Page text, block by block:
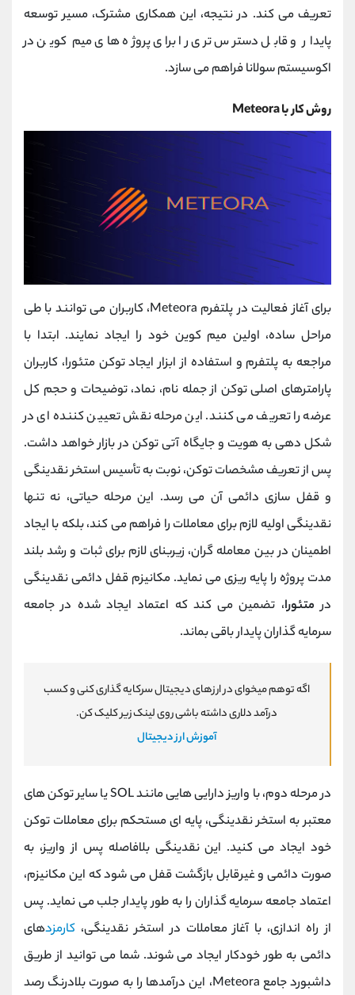
تعریف می‌ کند. در نتیجه، این همکاری مشترک، مسیر توسعه
پایدار و قابل دسترس ‌تری را برای پروژه ‌های میم‌ کوین در
اکوسیستم سولانا فراهم می ‌سازد.
روش کار با Meteora
برای آغاز فعالیت در پلتفرم Meteora، کاربران می‌ توانند با طی
مراحل ساده، اولین میم‌ کوین خود را ایجاد نمایند. ابتدا با
مراجعه به پلتفرم و استفاده از ابزار ایجاد توکن متئورا، کاربران
پارامترهای اصلی توکن از جمله نام، نماد، توضیحات و حجم کل
عرضه را تعریف می کنند. این مرحله نقش تعیین ‌کننده‌ ای در
شکل ‌دهی به هویت و جایگاه آتی توکن در بازار خواهد داشت.
پس از تعریف مشخصات توکن، نوبت به تأسیس استخر نقدینگی
و قفل‌ سازی دائمی آن می ‌رسد. این مرحله حیاتی، نه تنها
نقدینگی اولیه لازم برای معاملات را فراهم می‌ کند، بلکه با ایجاد
اطمینان در بین معامله‌ گران، زیربنای لازم برای ثبات و رشد بلند
مدت پروژه را پایه‌ ریزی می ‌نماید. مکانیزم قفل دائمی نقدینگی
در متئورا، تضمین می‌ کند که اعتماد ایجاد شده در جامعه
سرمایه‌ گذاران پایدار باقی بماند.
اگه توهم میخوای در ارزهای دیجیتال سرکایه گذاری کنی و کسب
درآمد دلاری داشته باشی روی لینک زیر کلیک کن.
آموزش ارز دیجیتال
در مرحله دوم، با واریز دارایی ‌هایی مانند SOL یا سایر توکن ‌های
معتبر به استخر نقدینگی، پایه ‌ای مستحکم برای معاملات توکن
خود ایجاد می‌ کنید. این نقدینگی بلافاصله پس از واریز، به
صورت دائمی و غیرقابل بازگشت قفل می ‌شود که این مکانیزم،
اعتماد جامعه سرمایه ‌گذاران را به طور پایدار جلب می ‌نماید. پس
از راه‌ اندازی، با آغاز معاملات در استخر نقدینگی، کارمزدهای
دائمی به طور خودکار ایجاد می ‌شوند. شما می ‌توانید از طریق
داشبورد جامع Meteora، این درآمدها را به صورت بلادرنگ رصد